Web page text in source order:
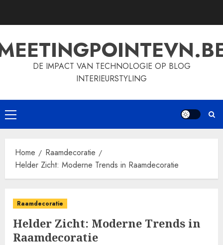
DE IMPACT VAN TECHNOLOGIE OP BLOG
INTERIEURSTYLING
Primary
Menu
Home
Raamdecoratie
Helder Zicht: Moderne Trends in Raamdecoratie
Raamdecoratie
Helder Zicht: Moderne Trends in
Raamdecoratie